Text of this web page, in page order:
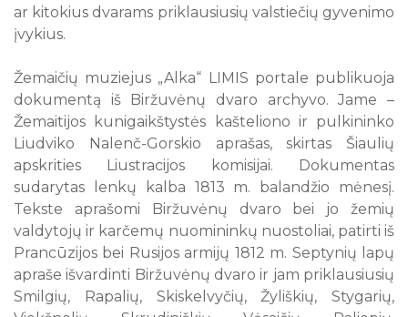
ar kitokius dvarams priklausiusių valstiečių gyvenimo
įvykius.
Žemaičių muziejus „Alka“ LIMIS portale publikuoja
dokumentą iš Biržuvėnų dvaro archyvo. Jame –
Žemaitijos kunigaikštystės kašteliono ir pulkininko
Liudviko Nalenč-Gorskio aprašas, skirtas Šiaulių
apskrities Liustracijos komisijai. Dokumentas
sudarytas lenkų kalba 1813 m. balandžio mėnesį.
Tekste aprašomi Biržuvėnų dvaro bei jo žemių
valdytojų ir karčemų nuomininkų nuostoliai, patirti iš
Prancūzijos bei Rusijos armijų 1812 m. Septynių lapų
apraše išvardinti Biržuvėnų dvaro ir jam priklausiusių
Smilgių, Rapalių, Skiskelvyčių, Žyliškių, Stygarių,